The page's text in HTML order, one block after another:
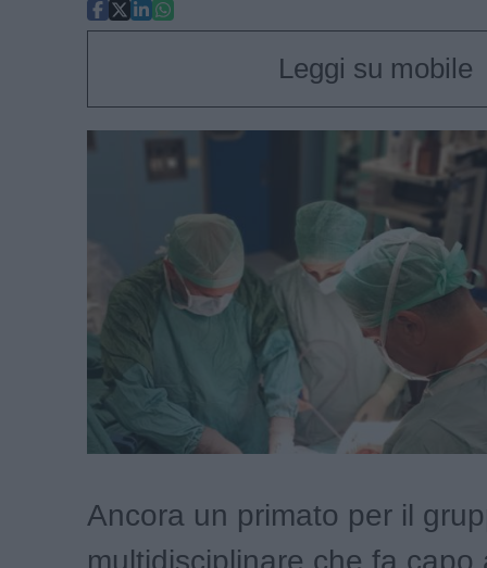
Leggi su mobile
Ancora un primato per il